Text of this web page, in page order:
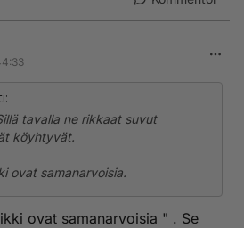
tavalla ne rikkaat suvut
köyhtyvät.
ovat samanarvoisia.
ovat samanarvoisia " . Se